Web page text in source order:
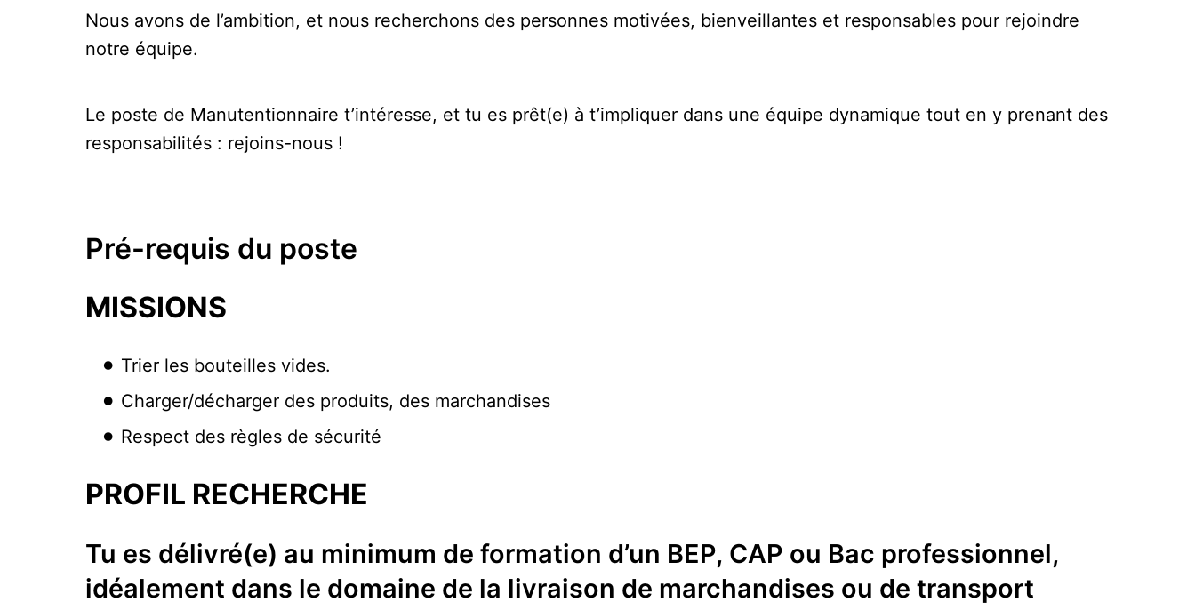
Nous avons de l’ambition, et nous recherchons des personnes motivées, bienveillantes et responsables pour rejoindre
notre équipe.
Le poste de Manutentionnaire t’intéresse, et tu es prêt(e) à t’impliquer dans une équipe dynamique tout en y prenant des
responsabilités : rejoins-nous !
Pré-requis du poste
MISSIONS
Trier les bouteilles vides.
Charger/décharger des produits, des marchandises
Respect des règles de sécurité
PROFIL RECHERCHE
Tu es délivré(e) au minimum de formation d’un BEP, CAP ou Bac professionnel,
idéalement dans le domaine de la livraison de marchandises ou de transport